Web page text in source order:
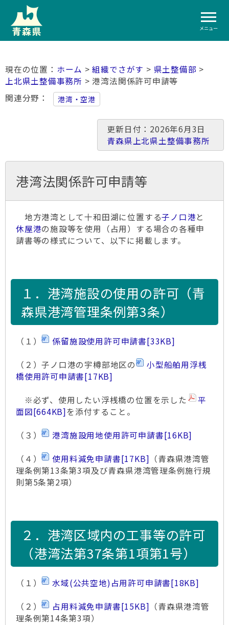
メニュー
ホーム >組織でさがす > 県土整備部 >
上北県土整備事務所 > 港湾法関係許可申請等
関連分野
港湾・空港
更新日付：2026年6月3日
青森県上北県土整備事務所
港湾法関係許可申請等
地方港湾として十和田湖に位置する子ノ口港と
休屋港の施設等を使用（占用）する場合の各種申
請書等の様式について、以下に掲載します。
１．港湾施設の使用の許可（青
森県港湾管理条例第3条）
（１） 係留施設使用許可申請書[33KB]
（２）子ノ口港の宇樽部地区の
小型船舶用浮桟
橋使用許可申請書[17KB]
※必ず、使用したい浮桟橋の位置を示した
平
面図[664KB]を添付すること。
（３）
港湾施設用地使用許可申請書[16KB]
（４）
使用料減免申請書[17KB] （青森県港湾管
理条例第13条第3項及び青森県港湾管理条例施行規
則第5条第2項）
２．港湾区域内の工事等の許可
（港湾法第37条第1項第1号）
（１） 水域(公共空地)占用許可申請書[18KB]
（２）
占用料減免申請書[15KB] （青森県港湾管
理条例第14条第3項）